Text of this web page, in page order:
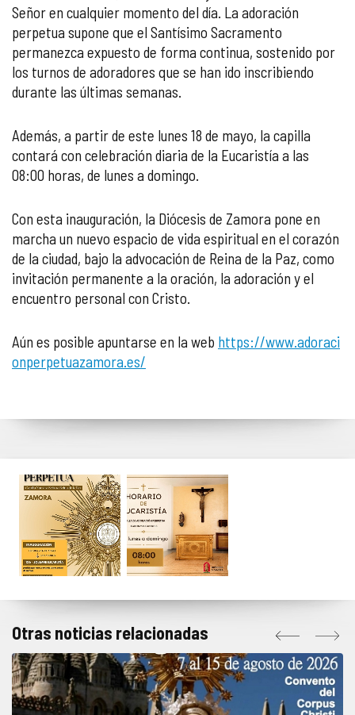
Señor en cualquier momento del día. La adoración
perpetua supone que el Santísimo Sacramento
permanezca expuesto de forma continua, sostenido por
los turnos de adoradores que se han ido inscribiendo
durante las últimas semanas.
Además, a partir de este lunes 18 de mayo, la capilla
contará con celebración diaria de la Eucaristía a las
08:00 horas, de lunes a domingo.
Con esta inauguración, la Diócesis de Zamora pone en
marcha un nuevo espacio de vida espiritual en el corazón
de la ciudad, bajo la advocación de Reina de la Paz, como
invitación permanente a la oración, la adoración y el
encuentro personal con Cristo.
Aún es posible apuntarse en la web https://www.adoraci
onperpetuazamora.es/
Otras noticias relacionadas